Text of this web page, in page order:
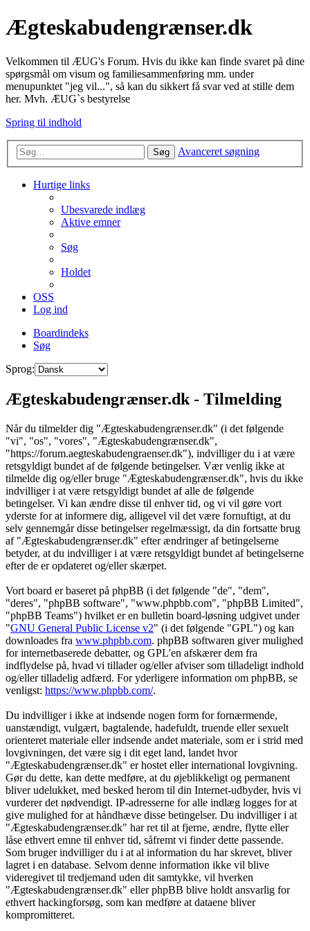
Ægteskabudengrænser.dk
Velkommen til ÆUG's Forum. Hvis du ikke kan finde svaret på dine
spørgsmål om visum og familiesammenføring mm. under
menupunktet "jeg vil...", så kan du sikkert få svar ved at stille dem
her. Mvh. ÆUG`s bestyrelse
Spring til indhold
Søg Avanceret søgning
Hurtige links
Ubesvarede indlæg
Aktive emner
Søg
Holdet
OSS
Log ind
Boardindeks
Søg
Sprog:
Ægteskabudengrænser.dk - Tilmelding
Når du tilmelder dig "Ægteskabudengrænser.dk" (i det følgende
"vi", "os", "vores", "Ægteskabudengrænser.dk",
"https://forum.aegteskabudengraenser.dk"), indvilliger du i at være
retsgyldigt bundet af de følgende betingelser. Vær venlig ikke at
tilmelde dig og/eller bruge "Ægteskabudengrænser.dk", hvis du ikke
indvilliger i at være retsgyldigt bundet af alle de følgende
betingelser. Vi kan ændre disse til enhver tid, og vi vil gøre vort
yderste for at informere dig, alligevel vil det være fornuftigt, at du
selv gennemgår disse betingelser regelmæssigt, da din fortsatte brug
af "Ægteskabudengrænser.dk" efter ændringer af betingelserne
betyder, at du indvilliger i at være retsgyldigt bundet af betingelserne
efter de er opdateret og/eller skærpet.
Vort board er baseret på phpBB (i det følgende "de", "dem",
"deres", "phpBB software", "www.phpbb.com", "phpBB Limited",
"phpBB Teams") hvilket er en bulletin board-løsning udgivet under
"GNU General Public License v2" (i det følgende "GPL") og kan
downloades fra www.phpbb.com. phpBB softwaren giver mulighed
for internetbaserede debatter, og GPL'en afskærer dem fra
indflydelse på, hvad vi tillader og/eller afviser som tilladeligt indhold
og/eller tilladelig adfærd. For yderligere information om phpBB, se
venligst: https://www.phpbb.com/.
Du indvilliger i ikke at indsende nogen form for fornærmende,
uanstændigt, vulgært, bagtalende, hadefuldt, truende eller sexuelt
orienteret materiale eller indsende andet materiale, som er i strid med
lovgivningen, det være sig i dit eget land, landet hvor
"Ægteskabudengrænser.dk" er hostet eller international lovgivning.
Gør du dette, kan dette medføre, at du øjeblikkeligt og permanent
bliver udelukket, med besked herom til din Internet-udbyder, hvis vi
vurderer det nødvendigt. IP-adresserne for alle indlæg logges for at
give mulighed for at håndhæve disse betingelser. Du indvilliger i at
"Ægteskabudengrænser.dk" har ret til at fjerne, ændre, flytte eller
låse ethvert emne til enhver tid, såfremt vi finder dette passende.
Som bruger indvilliger du i at al information du har skrevet, bliver
lagret i en database. Selvom denne information ikke vil blive
videregivet til tredjemand uden dit samtykke, vil hverken
"Ægteskabudengrænser.dk" eller phpBB blive holdt ansvarlig for
ethvert hackingforsøg, som kan medføre at dataene bliver
kompromitteret.